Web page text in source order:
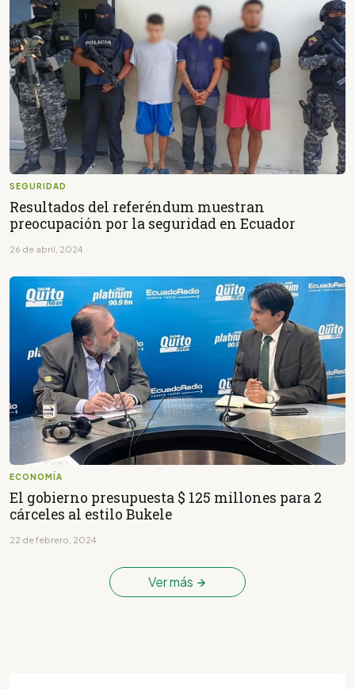
SEGURIDAD
Resultados del referéndum muestran
preocupación por la seguridad en Ecuador
26 de abril, 2024
ECONOMÍA
El gobierno presupuesta $ 125 millones para 2
cárceles al estilo Bukele
22 de febrero, 2024
Ver más